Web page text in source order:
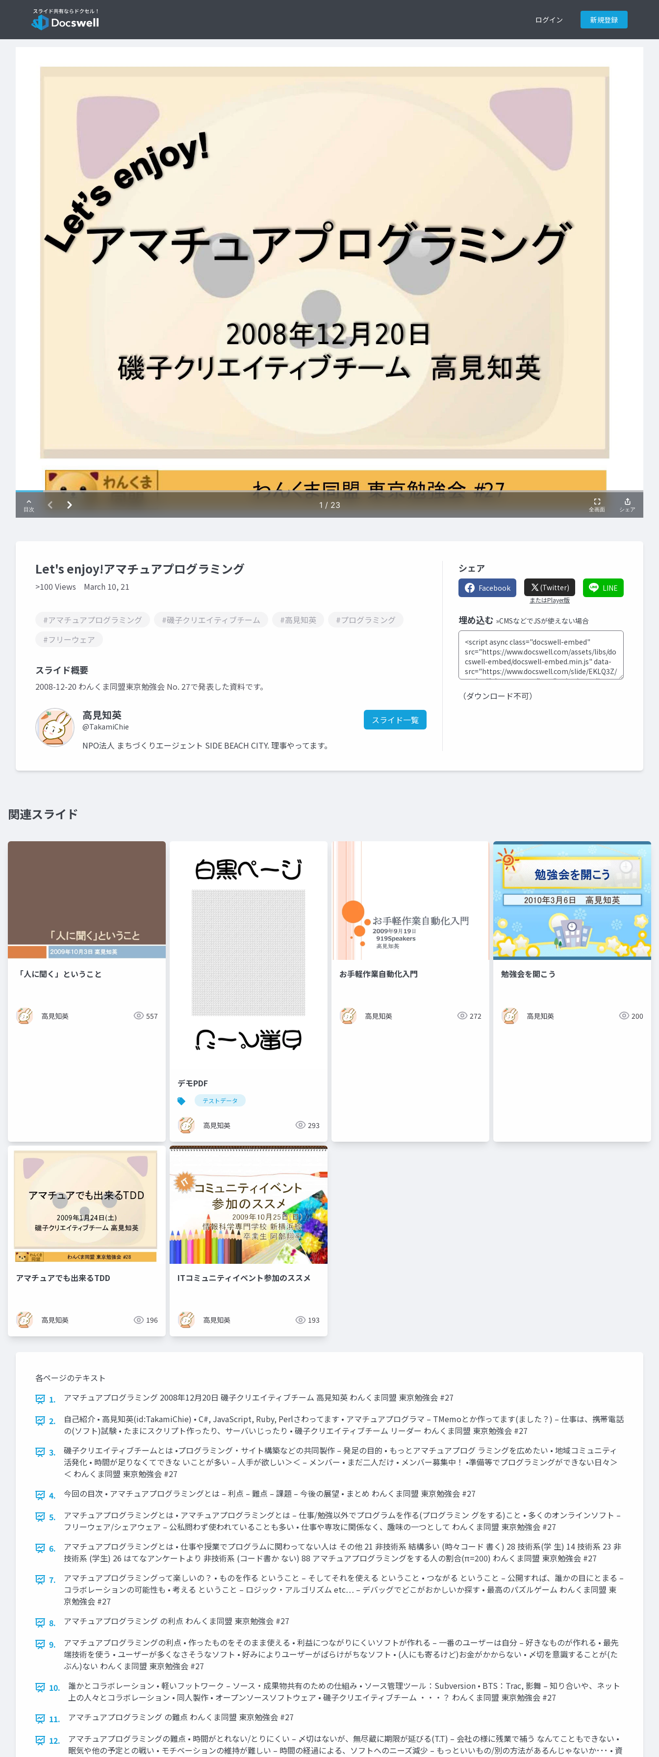
ログイン 新規登録
Let's enjoy!アマチュアプログラミング
>100 Views March 10, 21
#アマチュアプログラミング #磯子クリエイティブチーム #高見知英
#プログラミング
#フリーウェア
スライド概要
2008-12-20 わんくま同盟東京勉強会 No. 27で発表した資料です。
高見知英
@TakamiChie
スライド一覧
NPO法人 まちづくりエージェント SIDE BEACH CITY. 理事やってます。
シェア
Facebook (Twitter)
またはPlayer版
LINE
埋め込む »CMSなどでJSが使えない場合
（ダウンロード不可）
関連スライド
「人に聞く」ということ
高見知英 557
デモPDF
テストデータ
高見知英 293
お手軽作業自動化入門
高見知英 272
勉強会を開こう
高見知英 200
アマチュアでも出来るTDD
高見知英 196
ITコミュニティイベント参加のススメ
高見知英 193
各ページのテキスト
1.
アマチュアプログラミング 2008年12月20日 磯子クリエイティブチーム 高見知英 わんくま同盟 東京勉強会 #27
2.
自己紹介 • 高見知英(id:TakamiChie) • C#, JavaScript, Ruby, Perlさわってます • アマチュアプログラマ – TMemoとか作ってます(ました？) – 仕事は、携帯電話
の(ソフト)試験 • たまにスクリプト作ったり、サーバいじったり • 磯子クリエイティブチーム リーダー わんくま同盟 東京勉強会 #27
3.
磯子クリエイティブチームとは •プログラミング・サイト構築などの共同製作 – 発足の目的 • もっとアマチュアプログ ラミングを広めたい • 地域コミュニティ
活発化 • 時間が足りなくてできな いことが多い – 人手が欲しい＞＜ – メンバー • まだ二人だけ • メンバー募集中！ •準備等でプログラミングができない日々＞
＜ わんくま同盟 東京勉強会 #27
4.
今回の目次 • アマチュアプログラミングとは – 利点 – 難点 – 課題 – 今後の展望 • まとめ わんくま同盟 東京勉強会 #27
5.
アマチュアプログラミングとは • アマチュアプログラミングとは – 仕事/勉強以外でプログラムを作る(プログラミン グをする)こと • 多くのオンラインソフト –
フリーウェア/シェアウェア – 公私問わず使われていることも多い • 仕事や専攻に関係なく、趣味の一つとして わんくま同盟 東京勉強会 #27
6.
アマチュアプログラミングとは • 仕事や授業でプログラムに関わってない人は その他 21 非技術系 結構多い (時々コード 書く) 28 技術系(学 生) 14 技術系 23 非
技術系 (学生) 26 はてなアンケートより 非技術系 (コード書か ない) 88 アマチュアプログラミングをする人の割合(π=200) わんくま同盟 東京勉強会 #27
7.
アマチュアプログラミングって楽しいの？ • ものを作る ということ – そしてそれを使える ということ • つながる ということ – 公開すれば、誰かの目にとまる –
コラボレーションの可能性も • 考える ということ – ロジック・アルゴリズム etc… – デバッグでどこがおかしいか探す • 最高のパズルゲーム わんくま同盟 東
京勉強会 #27
8.
アマチュアプログラミング の利点 わんくま同盟 東京勉強会 #27
9.
アマチュアプログラミングの利点 • 作ったものをそのまま使える • 利益につながりにくいソフトが作れる – 一番のユーザーは自分 – 好きなものが作れる • 最先
端技術を使う • ユーザーが多くなさそうなソフト • 好みによりユーザーがばらけがちなソフト • (人にも寄るけど)お金がかからない • 〆切を意識することが(た
ぶん)ない わんくま同盟 東京勉強会 #27
10.
誰かとコラボレーション • 軽いフットワーク – ソース・成果物共有のための仕組み • ソース管理ツール：Subversion • BTS：Trac, 影舞 – 知り合いや、ネット
上の人々とコラボレーション • 同人製作 • オープンソースソフトウェア • 磯子クリエイティブチーム ・・・？ わんくま同盟 東京勉強会 #27
11.
アマチュアプログラミング の難点 わんくま同盟 東京勉強会 #27
12.
アマチュアプログラミングの難点 • 時間がとれない/とりにくい – 〆切はないが、無尽蔵に期限が延びる(T.T) – 会社の様に残業で補う なんてこともできない •
眠気や他の予定との戦い • モチベーションの維持が難しい – 時間の経過による、ソフトへのニーズ減少 – もっといいもの/別の方法があるんじゃないか･･･ • 資